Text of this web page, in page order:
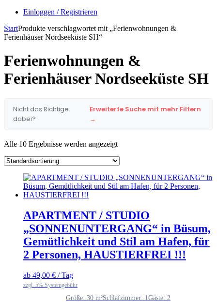
Einloggen / Registrieren
StartProdukte verschlagwortet mit „Ferienwohnungen &
Ferienhäuser Nordseeküste SH“
Ferienwohnungen &
Ferienhäuser Nordseeküste SH
Nicht das Richtige
dabei?
Erweiterte Suche mit mehr Filtern
→
Alle 10 Ergebnisse werden angezeigt
APARTMENT / STUDIO
„SONNENUNTERGANG“ in Büsum,
Gemütlichkeit und Stil am Hafen, für
2 Personen, HAUSTIERFREI !!!
ab 49,00 € / Tag
zzgl. 5% Systemgebühr
Größe: 30 m²Schlafzimmer: 1Gäste: 2